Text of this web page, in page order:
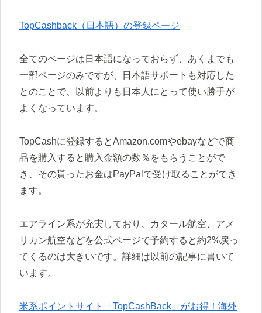
TopCashback（日本語）の登録ページ
全てのページは日本語になっておらず、あくまでも
一部ページのみですが、日本語サポートも対応した
とのことで、以前よりも日本人にとって使い勝手が
よくなっています。
TopCashに登録するとAmazon.comやebayなどで商
品を購入すると購入金額の数％をもらうことがで
き、その貰ったお金はPayPalで受け取ることができ
ます。
エアライン系が充実しており、カタール航空、アメ
リカン航空などを公式ページで予約すると約2%戻っ
てくるのは大きいです。詳細は以前の記事に書いて
います。
米系ポイントサイト「TopCashBack」がお得！海外